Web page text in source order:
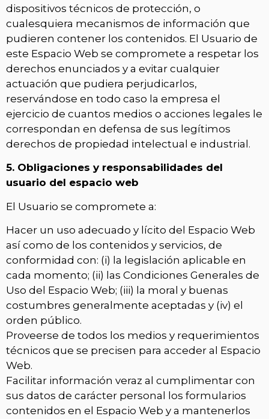
dispositivos técnicos de protección, o
cualesquiera mecanismos de información que
pudieren contener los contenidos. El Usuario de
este Espacio Web se compromete a respetar los
derechos enunciados y a evitar cualquier
actuación que pudiera perjudicarlos,
reservándose en todo caso la empresa el
ejercicio de cuantos medios o acciones legales le
correspondan en defensa de sus legítimos
derechos de propiedad intelectual e industrial.
5. Obligaciones y responsabilidades del
usuario del espacio web
El Usuario se compromete a:
Hacer un uso adecuado y lícito del Espacio Web
así como de los contenidos y servicios, de
conformidad con: (i) la legislación aplicable en
cada momento; (ii) las Condiciones Generales de
Uso del Espacio Web; (iii) la moral y buenas
costumbres generalmente aceptadas y (iv) el
orden público.
Proveerse de todos los medios y requerimientos
técnicos que se precisen para acceder al Espacio
Web.
Facilitar información veraz al cumplimentar con
sus datos de carácter personal los formularios
contenidos en el Espacio Web y a mantenerlos